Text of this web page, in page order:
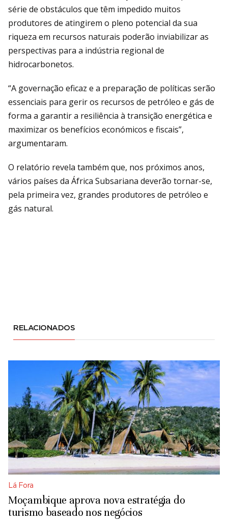
série de obstáculos que têm impedido muitos
produtores de atingirem o pleno potencial da sua
riqueza em recursos naturais poderão inviabilizar as
perspectivas para a indústria regional de
hidrocarbonetos.
“A governação eficaz e a preparação de políticas serão
essenciais para gerir os recursos de petróleo e gás de
forma a garantir a resiliência à transição energética e
maximizar os benefícios económicos e fiscais”,
argumentaram.
O relatório revela também que, nos próximos anos,
vários países da África Subsariana deverão tornar-se,
pela primeira vez, grandes produtores de petróleo e
gás natural.
RELACIONADOS
Lá Fora
Moçambique aprova nova estratégia do
turismo baseado nos negócios